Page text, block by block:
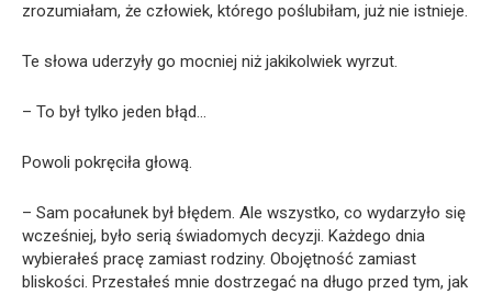
zrozumiałam, że człowiek, którego poślubiłam, już nie istnieje.
Te słowa uderzyły go mocniej niż jakikolwiek wyrzut.
– To był tylko jeden błąd…
Powoli pokręciła głową.
– Sam pocałunek był błędem. Ale wszystko, co wydarzyło się
wcześniej, było serią świadomych decyzji. Każdego dnia
wybierałeś pracę zamiast rodziny. Obojętność zamiast
bliskości. Przestałeś mnie dostrzegać na długo przed tym, jak